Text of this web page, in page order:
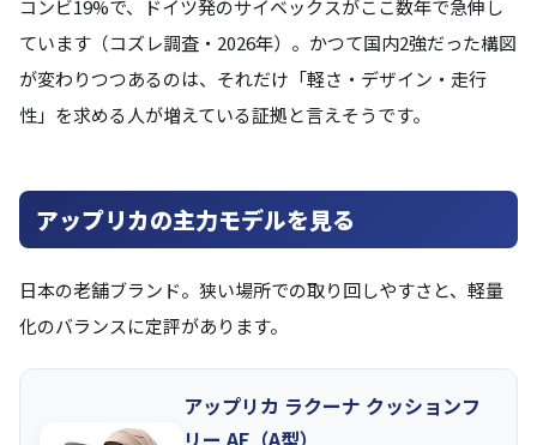
コンビ19%で、ドイツ発のサイベックスがここ数年で急伸し
ています（コズレ調査・2026年）。かつて国内2強だった構図
が変わりつつあるのは、それだけ「軽さ・デザイン・走行
性」を求める人が増えている証拠と言えそうです。
アップリカの主力モデルを見る
日本の老舗ブランド。狭い場所での取り回しやすさと、軽量
化のバランスに定評があります。
アップリカ ラクーナ クッションフ